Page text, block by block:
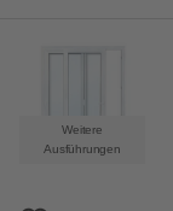
Weitere
Ausführungen